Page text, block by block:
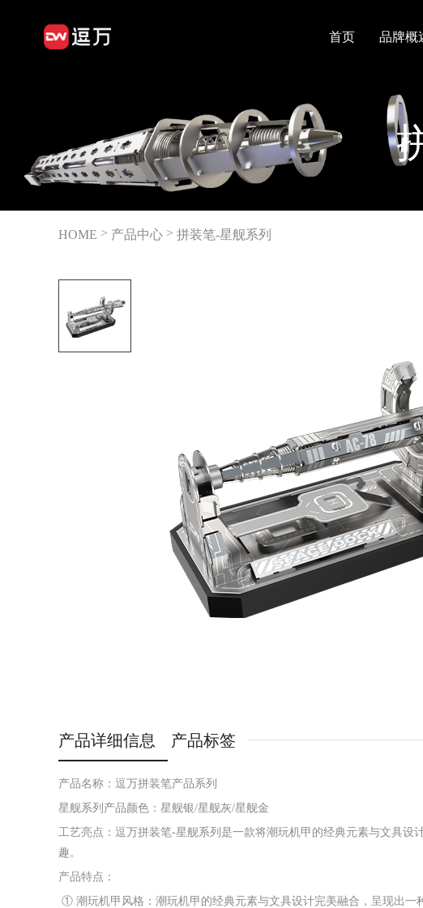
首页 品牌概
HOME > 产品中心 > 拼装笔-星舰系列
产品详细信息 产品标签
产品名称：逗万拼装笔产品系列
星舰系列产品颜色：星舰银/星舰灰/星舰金
工艺亮点：逗万拼装笔-星舰系列是一款将潮玩机甲的经典元素与文具设
趣。
产品特点：
① 潮玩机甲风格：潮玩机甲的经典元素与文具设计完美融合，呈现出